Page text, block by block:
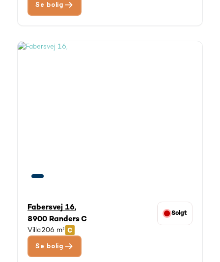
Se bolig
Fabersvej 16,
8900 Randers C
Solgt
Villa206 m²
Se bolig